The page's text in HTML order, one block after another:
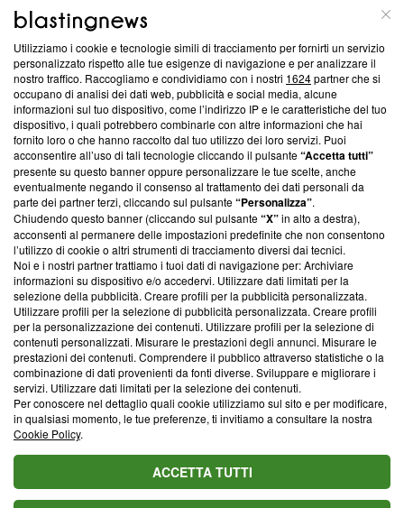
ABOUT
Questa sezione offre informazioni trasparenti su Blasting
News, sui nostri processi editoriali e su come ci impegniamo a
creare news di qualità. Inoltre, afferma la nostra aderenza a
‘Trust Project - News with Integrity’Blasting News non è
ancora membro del programma, ma ha richiesto di farne
parte; Trust Project non ha ancora effettuato una verifica di
conformità agli standard.
Su di noi
Team editoriale
Corporate
Redazione
Informativa Privacy
Cookie Policy
Blasting SA, IDI CHE-247.845.224, Via Carlo Frasca, 3 - 6900
Lugano (Svizzera) Tel:+39 0690258937
© 2026 Blasting News
Utilizziamo i cookie e tecnologie simili di tracciamento per fornirti un servizio
personalizzato rispetto alle tue esigenze di navigazione e per analizzare il
nostro traffico. Raccogliamo e condividiamo con i nostri 1624partner che si
occupano di analisi dei dati web, pubblicità e social media, alcune
informazioni sul tuo dispositivo, come l’indirizzo IP e le caratteristiche del tuo
dispositivo, i quali potrebbero combinarle con altre informazioni che hai
fornito loro o che hanno raccolto dal tuo utilizzo dei loro servizi. Puoi
acconsentire all’uso di tali tecnologie cliccando il pulsante“Accetta tutti”
presente su questo banner oppure personalizzare le tue scelte, anche
eventualmente negando il consenso al trattamento dei dati personali da
parte dei partner terzi, cliccando sul pulsante“Personalizza”.
Chiudendo questo banner (cliccando sul pulsante“X”in alto a destra),
acconsenti al permanere delle impostazioni predefinite che non consentono
l’utilizzo di cookie o altri strumenti di tracciamento diversi dai tecnici.
Noi e i nostri partner trattiamo i tuoi dati di navigazione per: Archiviare
informazioni su dispositivo e/o accedervi. Utilizzare dati limitati per la
selezione della pubblicità. Creare profili per la pubblicità personalizzata.
Utilizzare profili per la selezione di pubblicità personalizzata. Creare profili
per la personalizzazione dei contenuti. Utilizzare profili per la selezione di
contenuti personalizzati. Misurare le prestazioni degli annunci. Misurare le
prestazioni dei contenuti. Comprendere il pubblico attraverso statistiche o la
combinazione di dati provenienti da fonti diverse. Sviluppare e migliorare i
servizi. Utilizzare dati limitati per la selezione dei contenuti.
Per conoscere nel dettaglio quali cookie utilizziamo sul sito e per modificare,
in qualsiasi momento, le tue preferenze, ti invitiamo a consultare la nostra
Cookie Policy.
ACCETTA TUTTI